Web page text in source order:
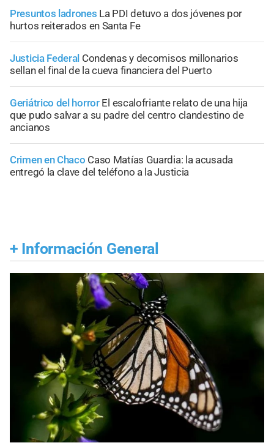
Presuntos ladrones La PDI detuvo a dos jóvenes por
hurtos reiterados en Santa Fe
Justicia Federal Condenas y decomisos millonarios
sellan el final de la cueva financiera del Puerto
Geriátrico del horror El escalofriante relato de una hija
que pudo salvar a su padre del centro clandestino de
ancianos
Crimen en Chaco Caso Matías Guardia: la acusada
entregó la clave del teléfono a la Justicia
+ Información General